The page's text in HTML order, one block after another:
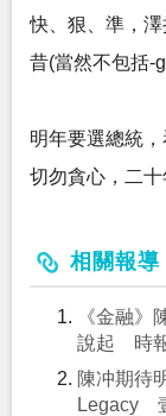
快、狠、準，
昔(當然不包括-
明年要選總統
切勿貪心，二十
相關報導
《金融》
說起 時
陳冲期待
Legacy